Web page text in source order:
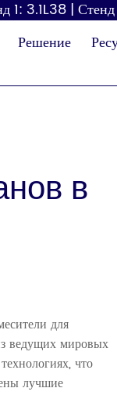
1: 3.1L38 |
Решение
в
для
ведущих мировых
что
лучшие